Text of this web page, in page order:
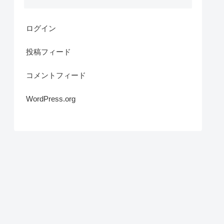
ログイン
投稿フィード
コメントフィード
WordPress.org